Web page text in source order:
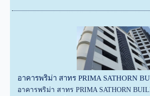
อาคารพริม่า สาทร PRIMA SATHORN
อาคารพริม่า สาทร PRIMA SATHORN